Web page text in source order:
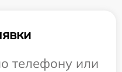
телефону или